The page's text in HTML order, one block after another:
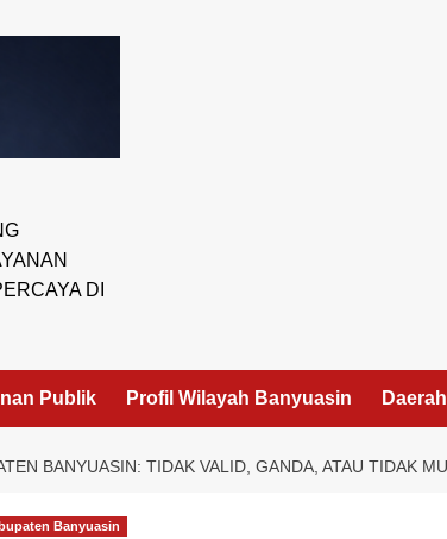
DI
Publik Profil Wilayah Banyuasin Daerah
BANYUASIN: TIDAK VALID, GANDA, ATAU TIDAK
Banyuasin